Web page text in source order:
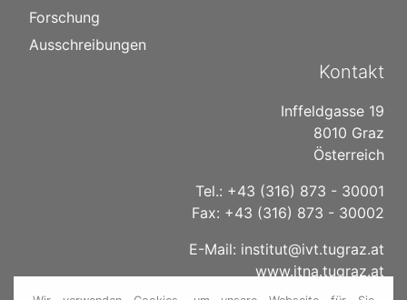
Forschung
Ausschreibungen
Kontakt
Inffeldgasse 19
8010 Graz
Österreich
Tel.: +43 (316) 873 - 30001
Fax: +43 (316) 873 - 30002
E-Mail: institut@ivt.tugraz.at
www.itna.tugraz.at